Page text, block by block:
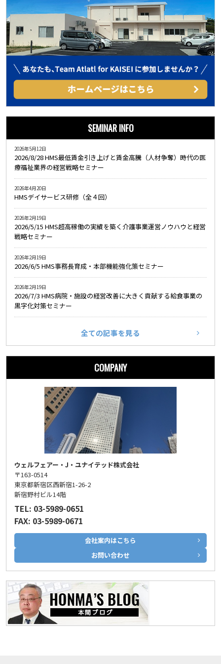
SEMINAR INFO
2026/8/28 HMS最低賃金引き上げと賃金高騰（人材争奪）時代の医
療福祉業界の経営戦略セミナー
2026年5月12日
HMSデイサービス研修（全４回）
2026年4月20日
2026/5/15 HMS超高稼働の実績を築く介護事業運営ノウハウと経営
戦略セミナー
2026年2月19日
2026/6/5 HMS事務長育成・本部機能強化策セミナー
2026年2月19日
2026/7/3 HMS病院・施設の経営改善に大きく貢献する給食事業の
黒字化対策セミナー
2026年2月19日
全ての記事を見る
COMPANY
ウェルフェアー・J・ユナイテッド株式会社
〒163-0514
東京都新宿区西新宿1-26-2
新宿野村ビル14階
TEL: 03-5989-0651
FAX: 03-5989-0671
会社案内はこちら
お問い合わせ